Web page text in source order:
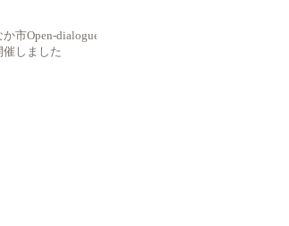
市Open-dialogue
催しました